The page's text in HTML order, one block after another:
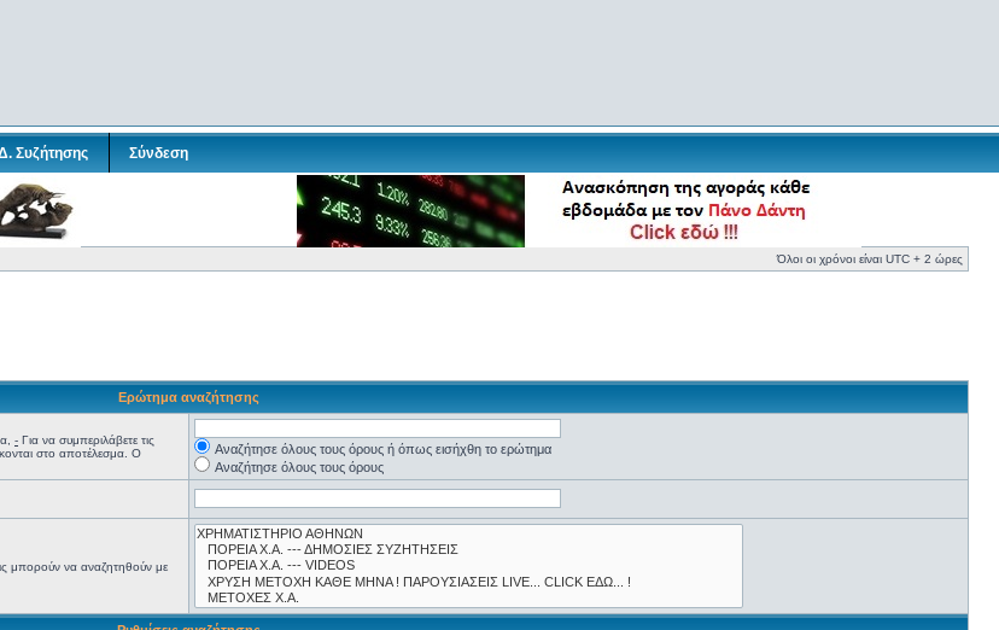
Συζήτησης Σύνδεση
Όλοι οι χρόνοι είναι UTC + 2 ώρες
Ερώτημα αναζήτησης
- Για να συμπεριλάβετε τις
στο αποτέλεσμα. Ο
Αναζήτησε όλους τους όρους ή όπως εισήχθη το ερώτημα
Αναζήτησε όλους τους όρους
μπορούν να αναζητηθούν με